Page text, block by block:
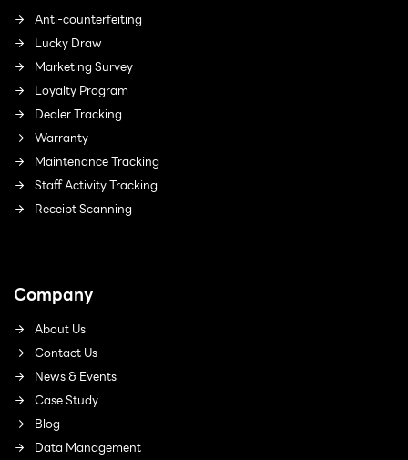
Anti-counterfeiting
Lucky Draw
Marketing Survey
Loyalty Program
Dealer Tracking
Warranty
Maintenance Tracking
Staff Activity Tracking
Receipt Scanning
Company
About Us
Contact Us
News & Events
Case Study
Blog
Data Management